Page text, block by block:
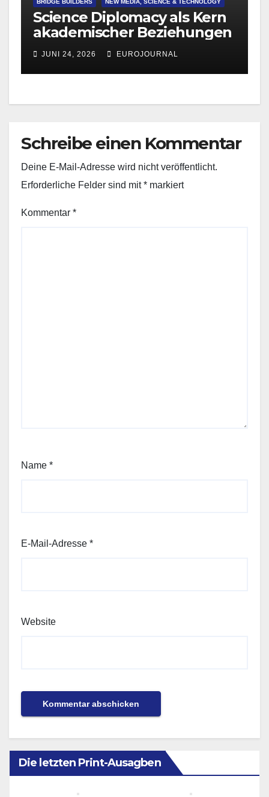
BRIDGE BUILDERS NEW MEDIA, SCIENCE & TECHNOLOGY
Science Diplomacy als Kern
akademischer Beziehungen
JUNI 24, 2026 EUROJOURNAL
Schreibe einen Kommentar
Deine E-Mail-Adresse wird nicht veröffentlicht.
Erforderliche Felder sind mit* markiert
Kommentar *
Name *
E-Mail-Adresse *
Website
Die letzten Print-Ausagben